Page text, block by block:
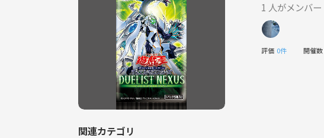
1 人がメンバー
評価 0件 開催
関連カテゴリ